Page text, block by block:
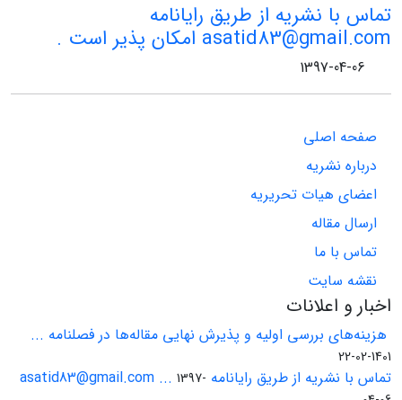
تماس با نشریه از طریق رایانامه
asatid83@gmail.com امکان پذیر است .
1397-04-06
صفحه اصلی
درباره نشریه
اعضای هیات تحریریه
ارسال مقاله
تماس با ما
نقشه سایت
اخبار و اعلانات
هزینه‌های بررسی اولیه و پذیرش نهایی مقاله‌ها در فصلنامه ...
1401-02-22
تماس با نشریه از طریق رایانامه asatid83@gmail.com ... 1397-